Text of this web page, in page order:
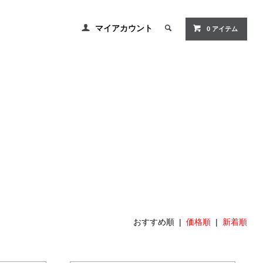
マイアカウント 0 アイテム
おすすめ順 |価格順 | 新着順